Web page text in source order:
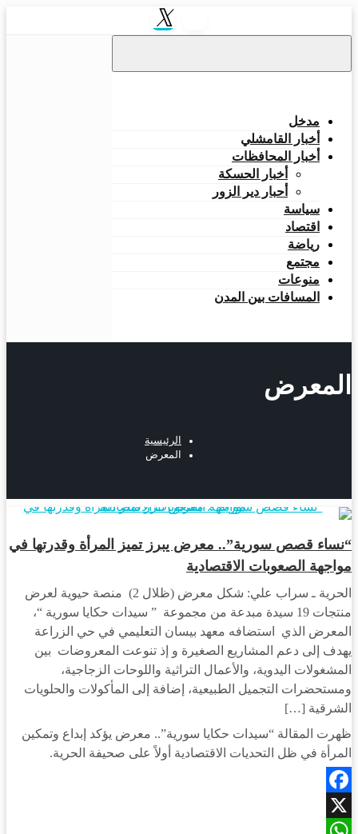
إلى
مدخل
أخبار القامشلي
أخبار المحافظات
أخبار الحسكة
أحبار دير الزور
سياسة
اقتصاد
رياضة
مجتمع
منوعات
المسافات بين المدن
المعرض
الرئيسية
المعرض
مجتمع
“نساء قصص سورية”.. معرض يبرز تميز المرأة وقدرتها في
مواجهة الصعوبات الاقتصادية
الحرية ـ سراب علي: شكل معرض (ظلال 2) منصة حيوية لعرض
منتجات 19 سيدة مبدعة من مجموعة ” سيدات حكايا سورية “،
المعرض الذي استضافه معهد بيسان التعليمي في حي الزراعة
يهدف إلى دعم المشاريع الصغيرة و إذ تنوعت المعروضات بين
المشغولات اليدوية، والأعمال التراثية واللوحات الزجاجية،
ومستحضرات التجميل الطبيعية، إضافة إلى المأكولات والحلويات
الشرقية […]
ظهرت المقالة “سيدات حكايا سورية”.. معرض يؤكد إبداع وتمكين
المرأة في ظل التحديات الاقتصادية أولاً على صحيفة الحرية.
Facebook
X